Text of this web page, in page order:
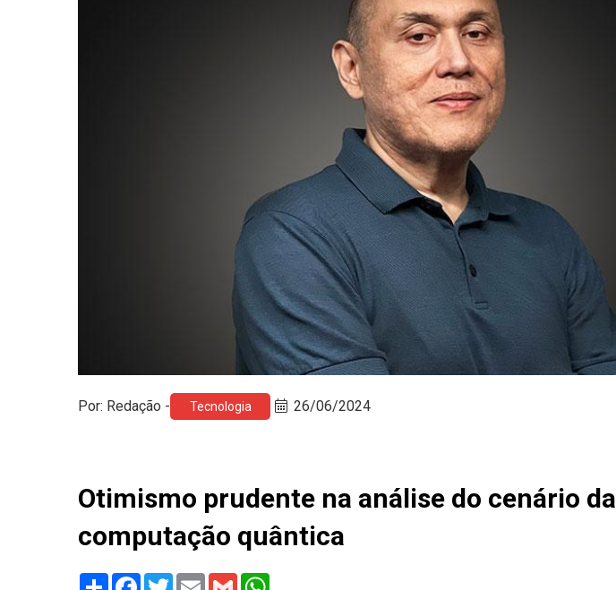
Por: Redação - Tecnologia 26/06/2024
Otimismo prudente na análise do cenário da
computação quântica
Share Facebook
TwitterEmail Gmail